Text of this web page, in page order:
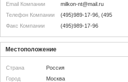
Email Компании
milkon-nt@mail.ru
Телефон Компании
(495)989-17-96, (495
Факс Компании
(495)989-17-96
Местоположение
Страна
Россия
Город
Москва